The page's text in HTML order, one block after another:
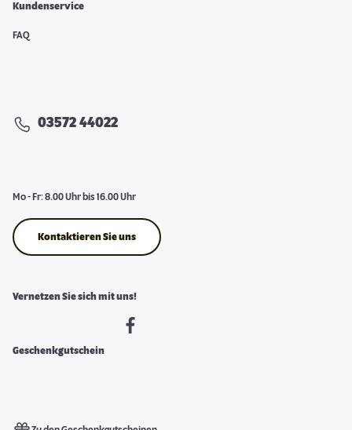
Kundenservice
FAQ
03572 44022
Mo - Fr: 8.00 Uhr bis 16.00 Uhr
Kontaktieren Sie uns
Vernetzen Sie sich mit uns!
Geschenkgutschein